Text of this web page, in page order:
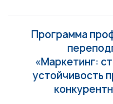
Программа
«Маркетинг:
устойчивость